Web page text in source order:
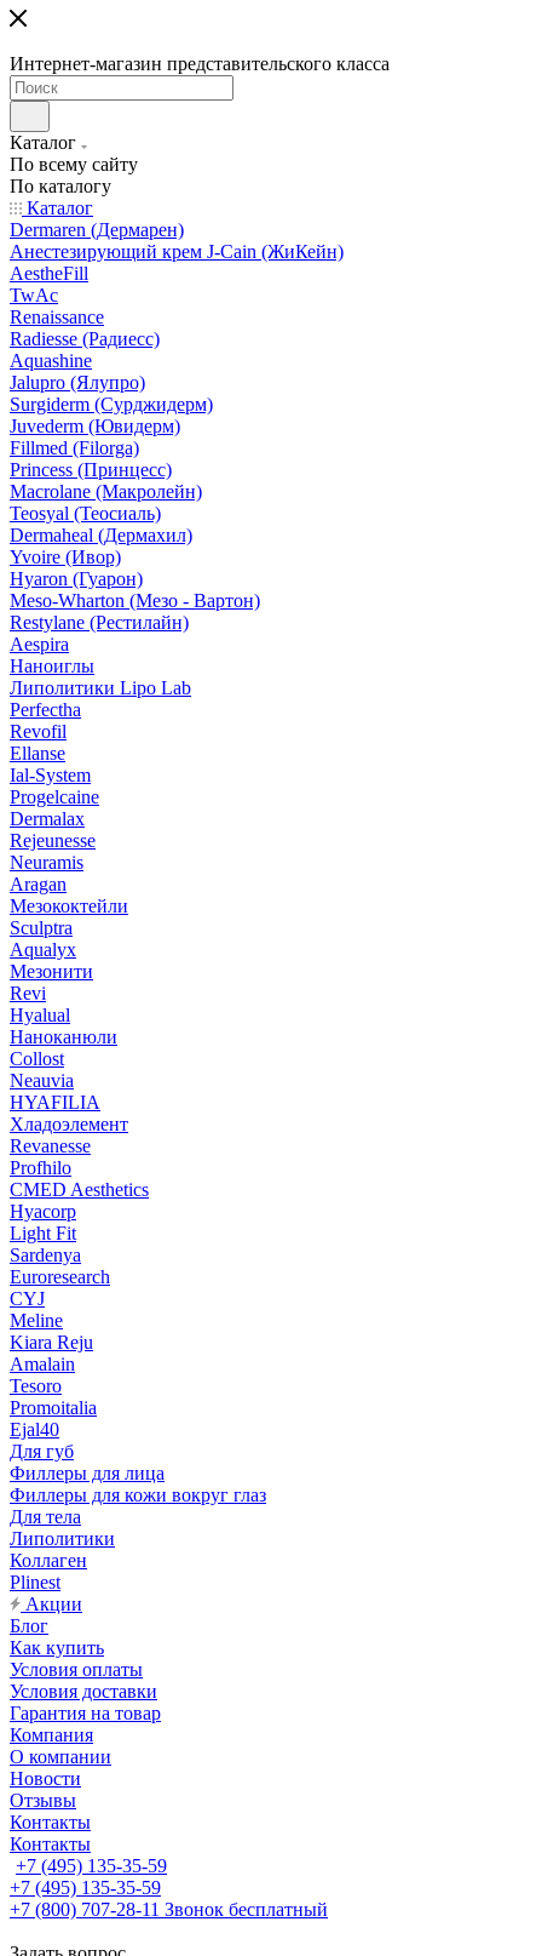
Интернет-магазин представительского класса
Каталог
По всему сайту
По каталогу
Каталог
Dermaren (Дермарен)
Анестезирующий крем J-Cain (ЖиКейн)
AestheFill
TwAc
Renaissance
Radiesse (Радиесс)
Aquashine
Jalupro (Ялупро)
Surgiderm (Сурджидерм)
Juvederm (Ювидерм)
Fillmed (Filorga)
Princess (Принцесс)
Macrolane (Макролейн)
Teosyal (Теосиаль)
Dermaheal (Дермахил)
Yvoire (Ивор)
Hyaron (Гуарон)
Meso-Wharton (Мезо - Вартон)
Restylane (Рестилайн)
Aespira
Наноиглы
Липолитики Lipo Lab
Perfectha
Revofil
Ellanse
Ial-System
Progelcaine
Dermalax
Rejeunesse
Neuramis
Aragan
Мезококтейли
Sculptra
Aqualyx
Мезонити
Revi
Hyalual
Наноканюли
Collost
Neauvia
HYAFILIA
Хладоэлемент
Revanesse
Profhilo
CMED Aesthetics
Hyacorp
Light Fit
Sardenya
Euroresearch
CYJ
Meline
Kiara Reju
Amalain
Tesoro
Promoitalia
Ejal40
Для губ
Филлеры для лица
Филлеры для кожи вокруг глаз
Для тела
Липолитики
Коллаген
Plinest
Акции
Блог
Как купить
Условия оплаты
Условия доставки
Гарантия на товар
Компания
О компании
Новости
Отзывы
Контакты
Контакты
+7 (495) 135-35-59
+7 (495) 135-35-59
+7 (800) 707-28-11 Звонок бесплатный